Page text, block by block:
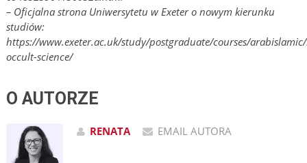
– Oficjalna strona Uniwersytetu w Exeter o nowym kierunku
studiów:
https://www.exeter.ac.uk/study/postgraduate/courses/
occult-science/
O AUTORZE
RENATA EMAIL AUTORA